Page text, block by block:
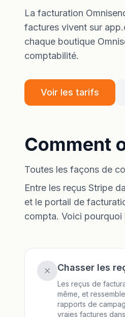
La facturation
factures vivent sur
chaque boutique
comptabilité.
Voir les tarifs
Comment
Toutes les façons de
Entre les reçus Stripe
et le portail de
compta. Voici pourquoi
Chasser les
Les reçus de
même, et
rapports de
vraies factures